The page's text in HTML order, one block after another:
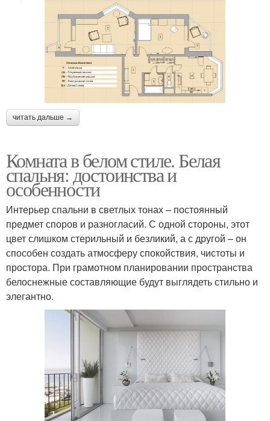
читать дальше →
Комната в белом стиле. Белая
спальня: достоинства и
особенности
Интерьер спальни в светлых тонах – постоянный
предмет споров и разногласий. С одной стороны, этот
цвет слишком стерильный и безликий, а с другой – он
способен создать атмосферу спокойствия, чистоты и
простора. При грамотном планировании пространства
белоснежные составляющие будут выглядеть стильно и
элегантно.